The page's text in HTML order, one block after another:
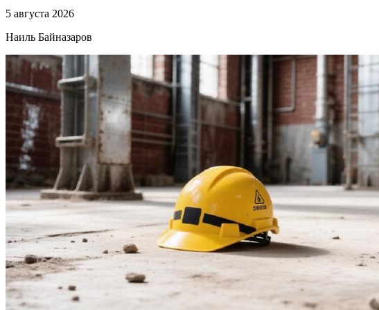
5 августа 2026
Наиль Байназаров